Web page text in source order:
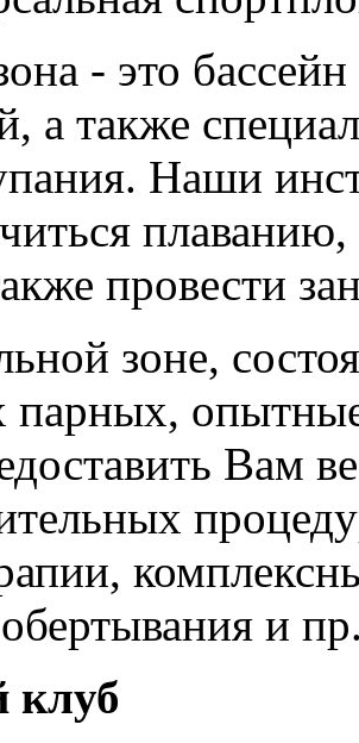
- это
а также
Наши
плаванию,
провести
зоне,
парных,
Вам
и
клуб